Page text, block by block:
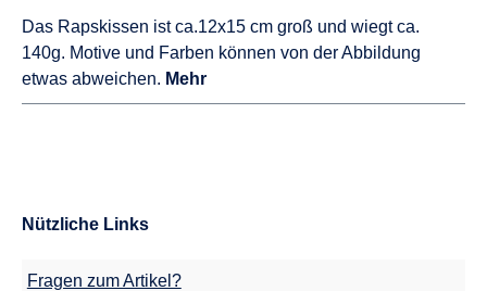
Das Rapskissen ist ca.12x15 cm groß und wiegt ca.
140g. Motive und Farben können von der Abbildung
etwas abweichen. Mehr
Nützliche Links
Fragen zum Artikel?